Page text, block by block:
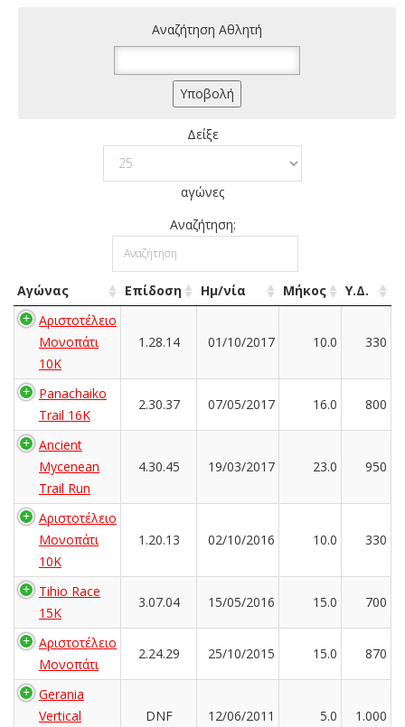
Αναζήτηση Αθλητή
Δείξε
αγώνες
Αναζήτηση:
Αγώνας Επίδοση Ημ/νία Μήκος
Υ.Δ.
Αριστοτέλειο
Μονοπάτι
10K
1.28.14 01/10/2017 10.0 330
Panachaiko
Trail 16K
2.30.37 07/05/2017 16.0 800
Ancient
Mycenean
Trail Run
4.30.45 19/03/2017 23.0 950
Αριστοτέλειο
Μονοπάτι
10K
1.20.13 02/10/2016 10.0 330
Tihio Race
15K
3.07.04 15/05/2016 15.0 700
Αριστοτέλειο
Μονοπάτι
2.24.29 25/10/2015 15.0 870
Gerania
Vertical
DNF 12/06/2011 5.0 1.000